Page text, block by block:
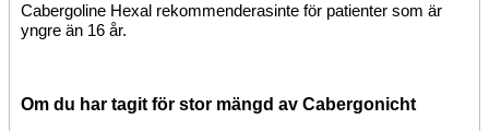
Cabergoline Hexal rekommenderasinte för patienter som är
yngre än 16 år.
Om du har tagit för stor mängd av Cabergonicht